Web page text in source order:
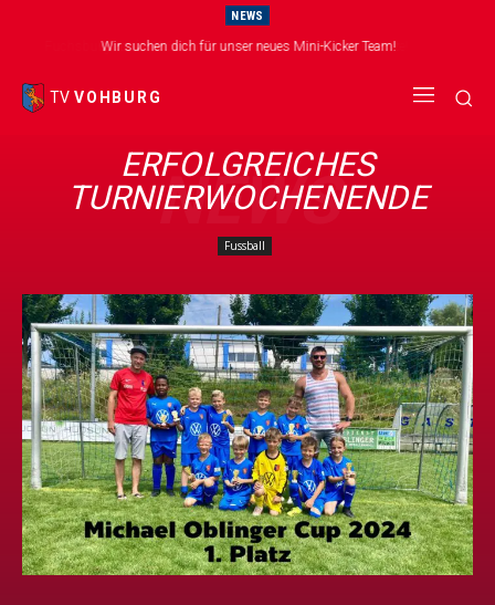
NEWS
Wir suchen dich für unser neues Mini-Kicker Team!
TV VOHBURG
NEWS
ERFOLGREICHES
TURNIERWOCHENENDE
Fussball